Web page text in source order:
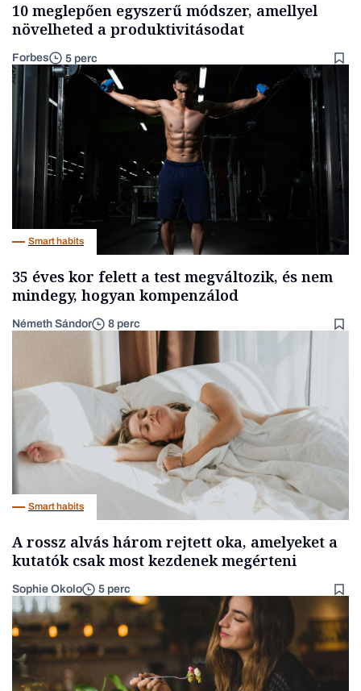
10 meglepően egyszerű módszer, amellyel
növelheted a produktivitásodat
Forbes 5 perc
Smart habits
35 éves kor felett a test megváltozik, és nem
mindegy, hogyan kompenzálod
Németh Sándor 8 perc
Smart habits
A rossz alvás három rejtett oka, amelyeket a
kutatók csak most kezdenek megérteni
Sophie Okolo 5 perc